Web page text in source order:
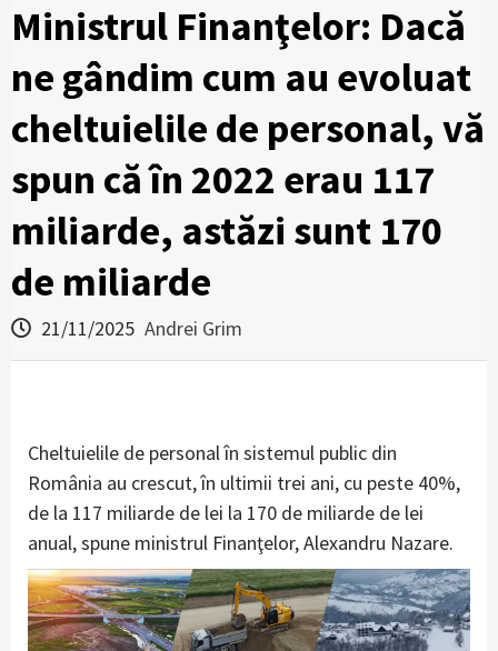
Ministrul Finanţelor: Dacă
ne gândim cum au evoluat
cheltuielile de personal, vă
spun că în 2022 erau 117
miliarde, astăzi sunt 170
de miliarde
21/11/2025 Andrei Grim
Cheltuielile de personal în sistemul public din
România au crescut, în ultimii trei ani, cu peste 40%,
de la 117 miliarde de lei la 170 de miliarde de lei
anual, spune ministrul Finanţelor, Alexandru Nazare.